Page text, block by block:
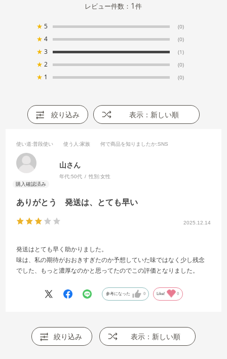
レビュー件数： 1件
★ 5 (0)
★ 4 (0)
★ 3 (1)
★ 2 (0)
★ 1 (0)
絞り込み 表示：新しい順
2025.12.14
ありがとう 発送は、とても早い
使い道:普段使い 使う人 :家族 何で商品を知りましたか:SNS
山さん
年代:50代 性別:女性
発送はとても早く助かりました。
味は、私の期待がおおきすぎたのか予想していた味ではなく少し残念
でした、もっと濃厚なのかと思ってたのでこの評価となりました。
参考になった 0 Like! 0
絞り込み 表示：新しい順